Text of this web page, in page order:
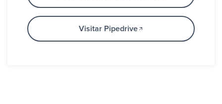
Visitar Pipedrive